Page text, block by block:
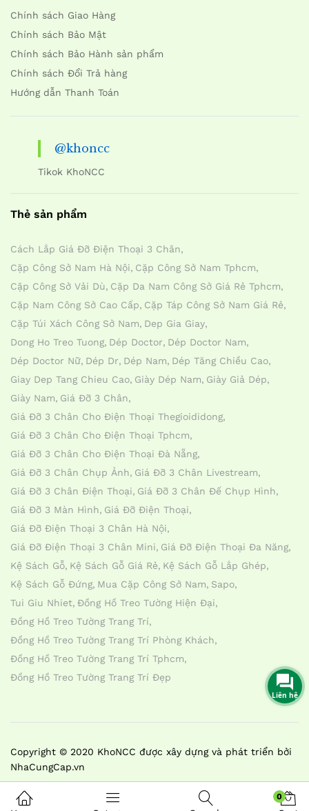
Chính sách Giao Hàng
Chính sách Bảo Mật
Chính sách Bảo Hành sản phẩm
Chính sách Đổi Trả hàng
Hướng dẫn Thanh Toán
@khoncc
Tikok KhoNCC
Thẻ sản phẩm
Cách Lắp Giá Đỡ Điện Thoại 3 Chân
Cặp Công Sở Nam Hà Nội Cặp Công Sở Nam Tphcm
Cặp Công Sở Vải Dù Cặp Da Nam Công Sở Giá Rẻ Tphcm
Cặp Nam Công Sở Cao Cấp Cặp Táp Công Sở Nam Giá Rẻ
Cặp Túi Xách Công Sở Nam Dep Gia Giay
Dong Ho Treo Tuong Dép Doctor Dép Doctor Nam
Dép Doctor Nữ Dép Dr Dép Nam Dép Tăng Chiều Cao
Giay Dep Tang Chieu Cao Giày Dép Nam Giày Giả Dép
Giày Nam Giá Đỡ 3 Chân
Giá Đỡ 3 Chân Cho Điện Thoại Thegioididong
Giá Đỡ 3 Chân Cho Điện Thoại Tphcm
Giá Đỡ 3 Chân Cho Điện Thoại Đà Nẵng
Giá Đỡ 3 Chân Chụp Ảnh Giá Đỡ 3 Chân Livestream
Giá Đỡ 3 Chân Điện Thoại Giá Đỡ 3 Chân Đế Chụp Hình
Giá Đỡ 3 Màn Hình Giá Đỡ Điện Thoại
Giá Đỡ Điện Thoại 3 Chân Hà Nội
Giá Đỡ Điện Thoại 3 Chân Mini Giá Đỡ Điện Thoại Đa Năng
Kệ Sách Gỗ Kệ Sách Gỗ Giá Rẻ Kệ Sách Gỗ Lắp Ghép
Kệ Sách Gỗ Đứng Mua Cặp Công Sở Nam Sapo
Tui Giu Nhiet Đồng Hồ Treo Tường Hiện Đại
Đồng Hồ Treo Tường Trang Trí
Đồng Hồ Treo Tường Trang Trí Phòng Khách
Đồng Hồ Treo Tường Trang Trí Tphcm
Đồng Hồ Treo Tường Trang Trí Đẹp
Copyright © 2020 KhoNCC được xây dựng và phát triển bởi
NhaCungCap.vn
0
Liên hệ